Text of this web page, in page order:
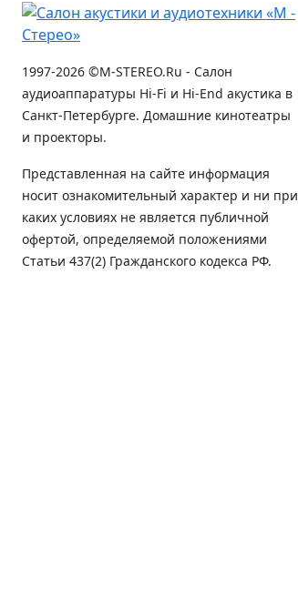
1997-2026 ©M-STEREO.Ru - Салон
аудиоаппаратуры Hi-Fi и Hi-End акустика в
Санкт-Петербурге. Домашние кинотеатры
и проекторы.
Представленная на сайте информация
носит ознакомительный характер и ни при
каких условиях не является публичной
офертой, определяемой положениями
Статьи 437(2) Гражданского кодекса РФ.